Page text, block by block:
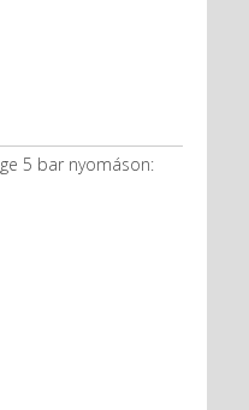
5 bar nyomáson: